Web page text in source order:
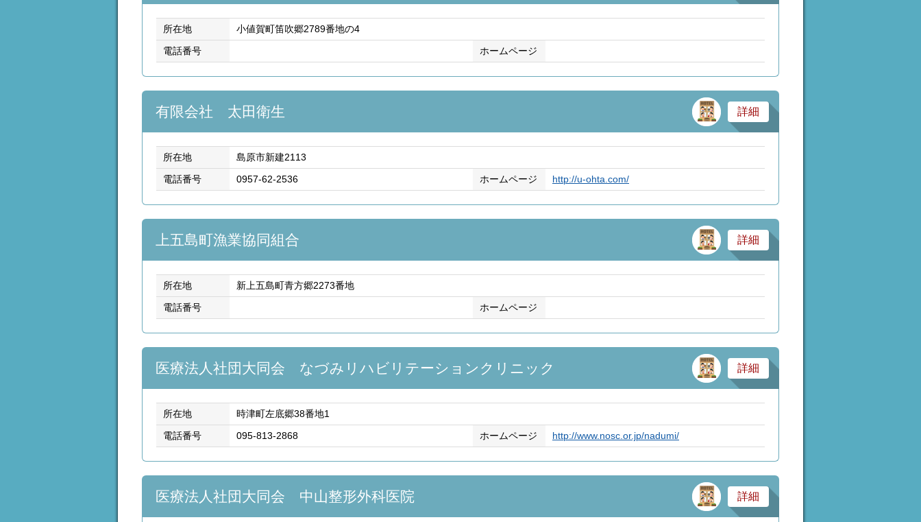
所在地 小値賀町笛吹郷2789番地の4
電話番号 ホームページ
有限会社 太田衛生 サービス業・医療
詳細
所在地 島原市新建2113
電話番号 0957-62-2536 ホームページ http://u-ohta.com/
上五島町漁業協同組合 サービス業・医療
詳細
所在地 新上五島町青方郷2273番地
電話番号 ホームページ
医療法人社団大同会 なづみリハビリテーションクリニック サービス業・医療
詳細
所在地 時津町左底郷38番地1
電話番号 095-813-2868 ホームページ http://www.nosc.or.jp/nadumi/
医療法人社団大同会 中山整形外科医院 サービス業・医療
詳細